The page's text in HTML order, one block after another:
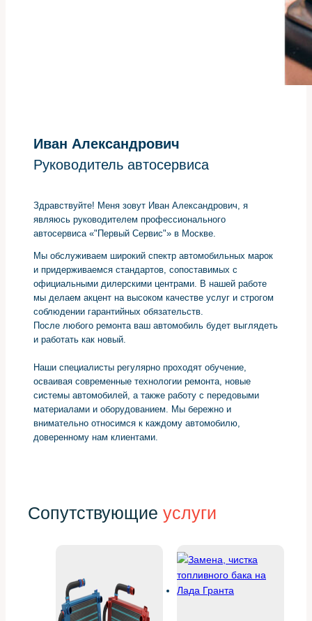
Иван Александрович
Руководитель автосервиса
Здравствуйте! Меня зовут Иван Александрович, я
являюсь руководителем профессионального
автосервиса «"Первый Сервис"» в Москве.
Мы обслуживаем широкий спектр автомобильных марок
и придерживаемся стандартов, сопоставимых с
официальными дилерскими центрами. В нашей работе
мы делаем акцент на высоком качестве услуг и строгом
соблюдении гарантийных обязательств.
После любого ремонта ваш автомобиль будет выглядеть
и работать как новый.
Наши специалисты регулярно проходят обучение,
осваивая современные технологии ремонта, новые
системы автомобилей, а также работу с передовыми
материалами и оборудованием. Мы бережно и
внимательно относимся к каждому автомобилю,
доверенному нам клиентами.
Сопутствующие услуги